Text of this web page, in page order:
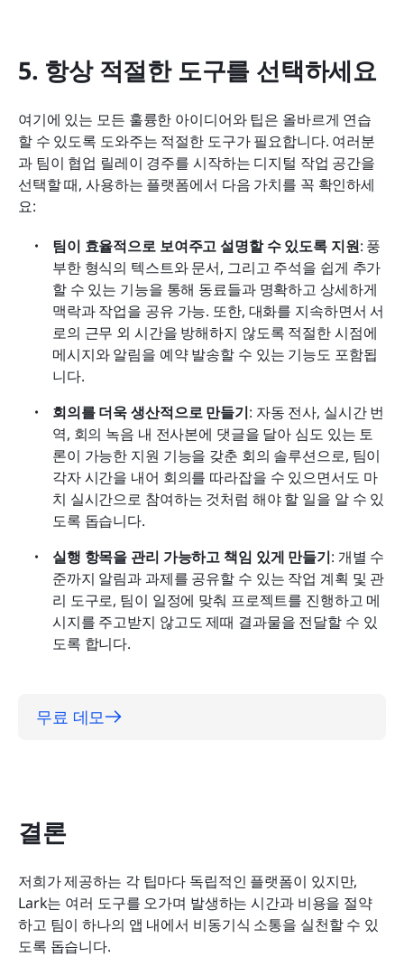
5. 항상 적절한 도구를 선택하세요
여기에 있는 모든 훌륭한 아이디어와 팁은 올바르게 연습
할 수 있도록 도와주는 적절한 도구가 필요합니다. 여러분
과 팀이 협업 릴레이 경주를 시작하는 디지털 작업 공간을
선택할 때, 사용하는 플랫폼에서 다음 가치를 꼭 확인하세
요:
팀이 효율적으로 보여주고 설명할 수 있도록 지원: 풍
부한 형식의 텍스트와 문서, 그리고 주석을 쉽게 추가
할 수 있는 기능을 통해 동료들과 명확하고 상세하게
맥락과 작업을 공유 가능. 또한, 대화를 지속하면서 서
로의 근무 외 시간을 방해하지 않도록 적절한 시점에
메시지와 알림을 예약 발송할 수 있는 기능도 포함됩
니다.
회의를 더욱 생산적으로 만들기: 자동 전사, 실시간 번
역, 회의 녹음 내 전사본에 댓글을 달아 심도 있는 토
론이 가능한 지원 기능을 갖춘 회의 솔루션으로, 팀이
각자 시간을 내어 회의를 따라잡을 수 있으면서도 마
치 실시간으로 참여하는 것처럼 해야 할 일을 알 수 있
도록 돕습니다.
실행 항목을 관리 가능하고 책임 있게 만들기: 개별 수
준까지 알림과 과제를 공유할 수 있는 작업 계획 및 관
리 도구로, 팀이 일정에 맞춰 프로젝트를 진행하고 메
시지를 주고받지 않고도 제때 결과물을 전달할 수 있
도록 합니다.
무료 데모
결론
저희가 제공하는 각 팁마다 독립적인 플랫폼이 있지만,
Lark는 여러 도구를 오가며 발생하는 시간과 비용을 절약
하고 팀이 하나의 앱 내에서 비동기식 소통을 실천할 수 있
도록 돕습니다.